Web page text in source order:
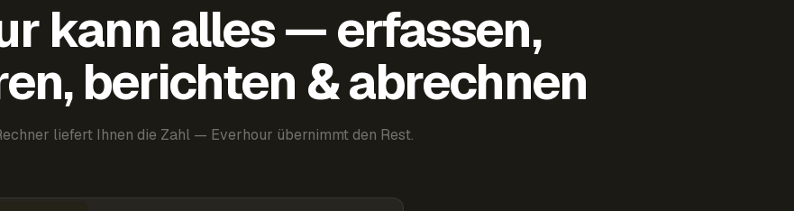
kann alles — erfassen,
berichten & abrechnen
liefert Ihnen die Zahl — Everhour übernimmt den Rest.